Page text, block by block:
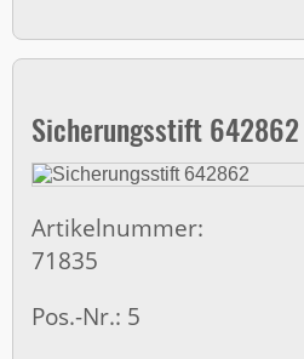
Sicherungsstift 642862
Artikelnummer:
71835
Pos.-Nr.: 5